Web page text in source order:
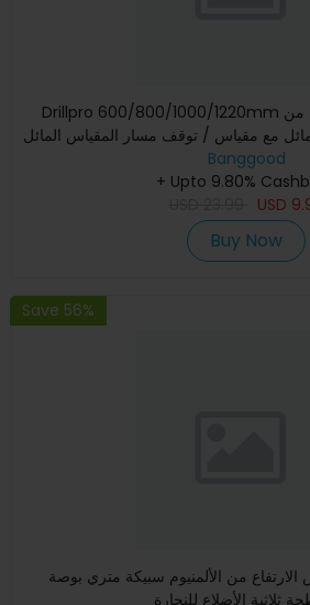
Drillpro 600/800/1000/1220mm سكة تي مسار الخشب من
مع مقياس / توقف مسار المقياس المائل
Banggood
+ Upto 9.80%
USD
Buy Now
Save 56%
قياس الارتفاع من الألمنيوم سبيكة متري بوصة
ثلاثية الأضلاع للنجارة